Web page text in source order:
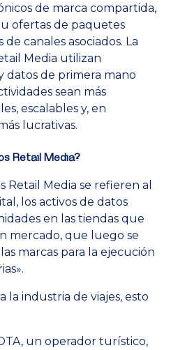
de marca compartida,
ofertas de paquetes
canales asociados. La
Media utilizan
datos de primera mano
sean más
escalables y, en
lucrativas.
Retail Media?
Retail Media se refieren al
los activos de datos
en las tiendas que
mercado, que luego se
marcas para la ejecución
la industria de viajes, esto
un operador turístico,